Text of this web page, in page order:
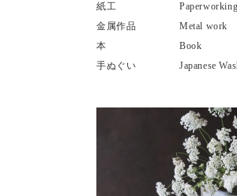
紙工
Paperworking
金属作品
Metal work
本
Book
手ぬぐい
Japanese